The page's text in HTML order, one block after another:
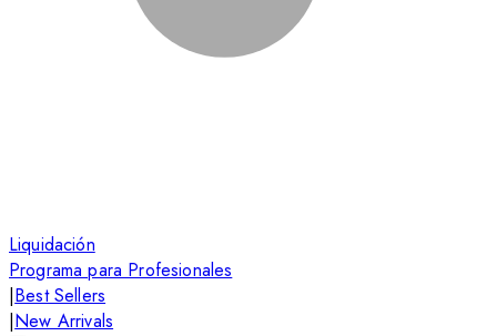
Liquidación
Programa para Profesionales
|Best Sellers
|New Arrivals